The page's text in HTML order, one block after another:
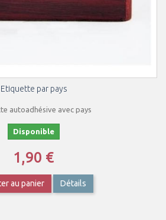
Etiquette par pays
autoadhésive avec pays
Disponible
1,90 €
au panier Détails